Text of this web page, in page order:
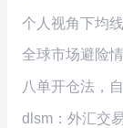
个人视角下均
全球市场避险
八单开仓法，
dlsm：外汇交